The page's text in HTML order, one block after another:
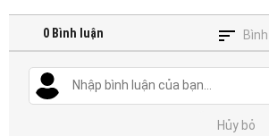
0 Bình luận
Hủy bỏ